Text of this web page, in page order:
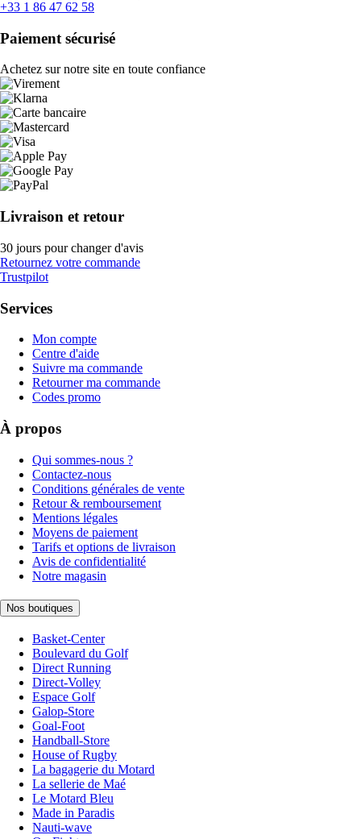
+33 1 86 47 62 58
Paiement sécurisé
Achetez sur notre site en toute confiance
Livraison et retour
30 jours pour changer d'avis
Retournez votre commande
Trustpilot
Services
Mon compte
Centre d'aide
Suivre ma commande
Retourner ma commande
Codes promo
À propos
Qui sommes-nous ?
Contactez-nous
Conditions générales de vente
Retour & remboursement
Mentions légales
Moyens de paiement
Tarifs et options de livraison
Avis de confidentialité
Notre magasin
Nos boutiques
Basket-Center
Boulevard du Golf
Direct Running
Direct-Volley
Espace Golf
Galop-Store
Goal-Foot
Handball-Store
House of Rugby
La bagagerie du Motard
La sellerie de Maé
Le Motard Bleu
Made in Paradis
Nauti-wave